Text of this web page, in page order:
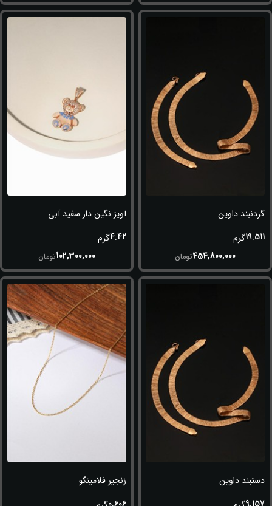
گردنبند داوین
19.511گرم
454,800,000تومان
آویز نگین دار سفید آبی
4.42گرم
102,300,000تومان
دستبند داوین
زنجیر فلامینگو